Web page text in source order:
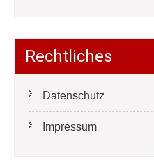
Rechtliches
Datenschutz
Impressum